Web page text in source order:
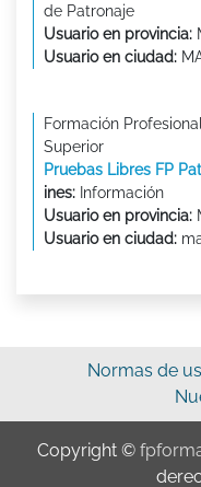
de Patronaje
Usuario en provincia:
Usuario en ciudad:
Formación
Superior
Pruebas Libres FP
ines: Información
Usuario en provincia:
Usuario en ciudad:
Normas de
Copyright ©